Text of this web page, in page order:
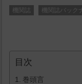
機関誌 機関誌バック
目次
巻頭言